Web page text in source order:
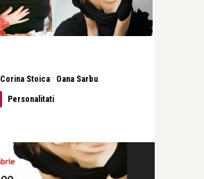
Corina Stoica · Oana Sarbu
Personalitati